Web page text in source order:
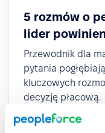
5 rozmów o
lider
Przewodnik dla
pytania
kluczowych
decyzję płacową.